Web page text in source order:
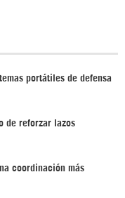
portátiles de defensa
de reforzar lazos
coordinación más